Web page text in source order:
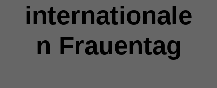
internationale
n Frauentag